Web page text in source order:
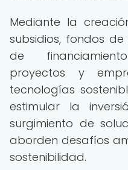
Mediante la
subsidios, fondos
de
proyectos y
tecnologías
estimular la
surgimiento de
aborden desafíos
sostenibilidad.